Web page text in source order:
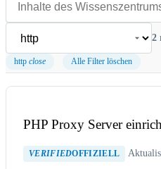
2
http close Alle Filter löschen
PHP Proxy Server
VERIFIEDOFFIZIELL